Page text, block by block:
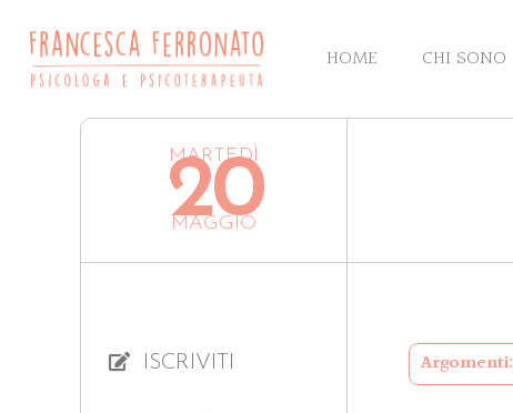
HOME CHI SONO
MARTEDÌ
20
MAGGIO
ISCRIVITI Argomenti: